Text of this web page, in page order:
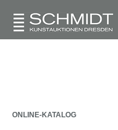
ONLINE-KATALOG